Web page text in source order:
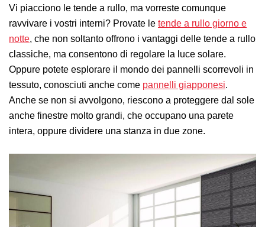
Vi piacciono le tende a rullo, ma vorreste comunque
ravvivare i vostri interni? Provate le tende a rullo giorno e
notte, che non soltanto offrono i vantaggi delle tende a rullo
classiche, ma consentono di regolare la luce solare.
Oppure potete esplorare il mondo dei pannelli scorrevoli in
tessuto, conosciuti anche come pannelli giapponesi.
Anche se non si avvolgono, riescono a proteggere dal sole
anche finestre molto grandi, che occupano una parete
intera, oppure dividere una stanza in due zone.